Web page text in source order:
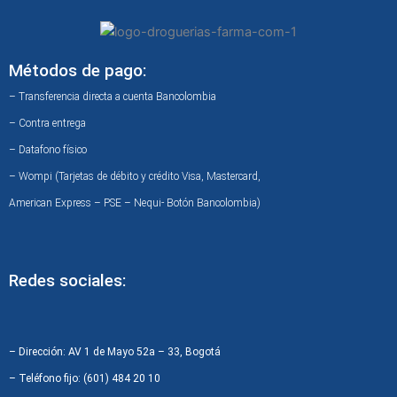
Métodos de pago:
– Transferencia directa a cuenta Bancolombia
– Contra entrega
– Datafono físico
– Wompi (Tarjetas de débito y crédito Visa, Mastercard,
American Express – PSE – Nequi- Botón Bancolombia)
Redes sociales:
c
e
s
t
a
t
– Dirección: AV 1 de Mayo 52a – 33, Bogotá
– Teléfono fijo: (601) 484 20 10